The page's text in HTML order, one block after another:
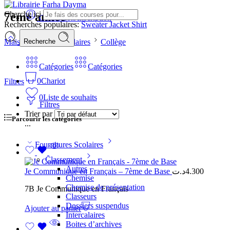
Connexion/Inscription
Cherche ici
Recherches populaires:SweaterJacket Shirt
Recherche
Catégories
Catégories
0Chariot
0Liste de souhaits
Parcourir les catégories
Fournitures Scolaires
Classement
Autres
Chemise
Chemise de présentation
Classeurs
Dossiers suspendus
Intercalaires
Boites d’archives
7ème année
Maison Livres Scolaires Collège
Filtres
Filtres
Trier par
...
Je Communique en Français – 7ème de Base 4.300د.ت
7B Je Communique en Français
Ajouter au panier